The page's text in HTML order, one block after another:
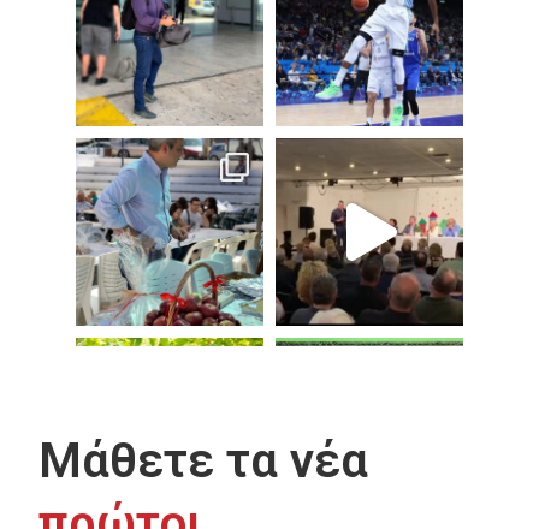
Μάθετε τα νέα